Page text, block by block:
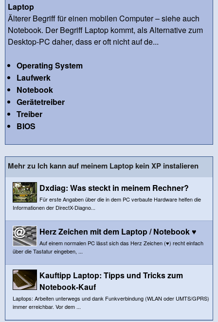
Laptop
Älterer Begriff für einen mobilen Computer – siehe auch
Notebook. Der Begriff Laptop kommt, als Alternative zum
Desktop-PC daher, dass er oft nicht auf de...
Operating System
Laufwerk
Notebook
Gerätetreiber
Treiber
BIOS
Mehr zu Ich kann auf meinem Laptop kein XP instalieren
Dxdiag: Was steckt in meinem Rechner?
Für erste Angaben über die in dem PC verbaute Hardware helfen die
Informationen der DirectX-Diagno...
Herz Zeichen mit dem Laptop / Notebook ♥
Auf einem normalen PC lässt sich das Herz Zeichen (♥) recht einfach
über die Tastatur eingeben, ...
Kauftipp Laptop: Tipps und Tricks zum
Notebook-Kauf
Laptops: Arbeiten unterwegs und dank Funkverbindung (WLAN oder UMTS/GPRS)
immer erreichbar. Vor dem ...